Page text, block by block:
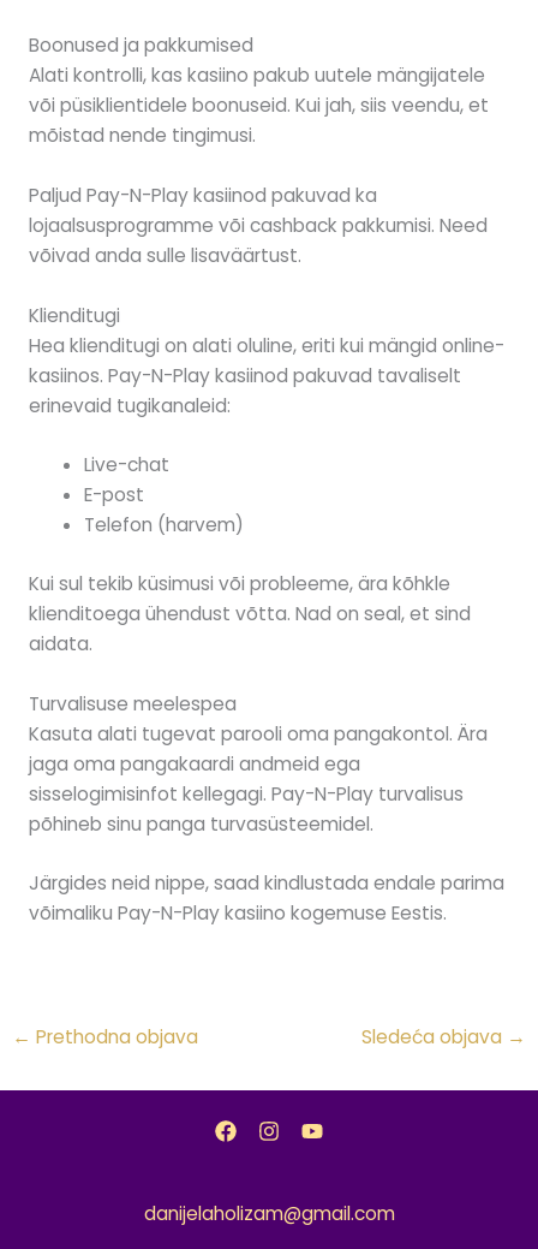
Boonused ja pakkumised
Alati kontrolli, kas kasiino pakub uutele mängijatele
või püsiklientidele boonuseid. Kui jah, siis veendu, et
mõistad nende tingimusi.
Paljud Pay-N-Play kasiinod pakuvad ka
lojaalsusprogramme või cashback pakkumisi. Need
võivad anda sulle lisaväärtust.
Klienditugi
Hea klienditugi on alati oluline, eriti kui mängid online-
kasiinos. Pay-N-Play kasiinod pakuvad tavaliselt
erinevaid tugikanaleid:
Live-chat
E-post
Telefon (harvem)
Kui sul tekib küsimusi või probleeme, ära kõhkle
klienditoega ühendust võtta. Nad on seal, et sind
aidata.
Turvalisuse meelespea
Kasuta alati tugevat parooli oma pangakontol. Ära
jaga oma pangakaardi andmeid ega
sisselogimisinfot kellegagi. Pay-N-Play turvalisus
põhineb sinu panga turvasüsteemidel.
Järgides neid nippe, saad kindlustada endale parima
võimaliku Pay-N-Play kasiino kogemuse Eestis.
← Prethodna objava Sledeća objava →
danijelaholizam@gmail.com